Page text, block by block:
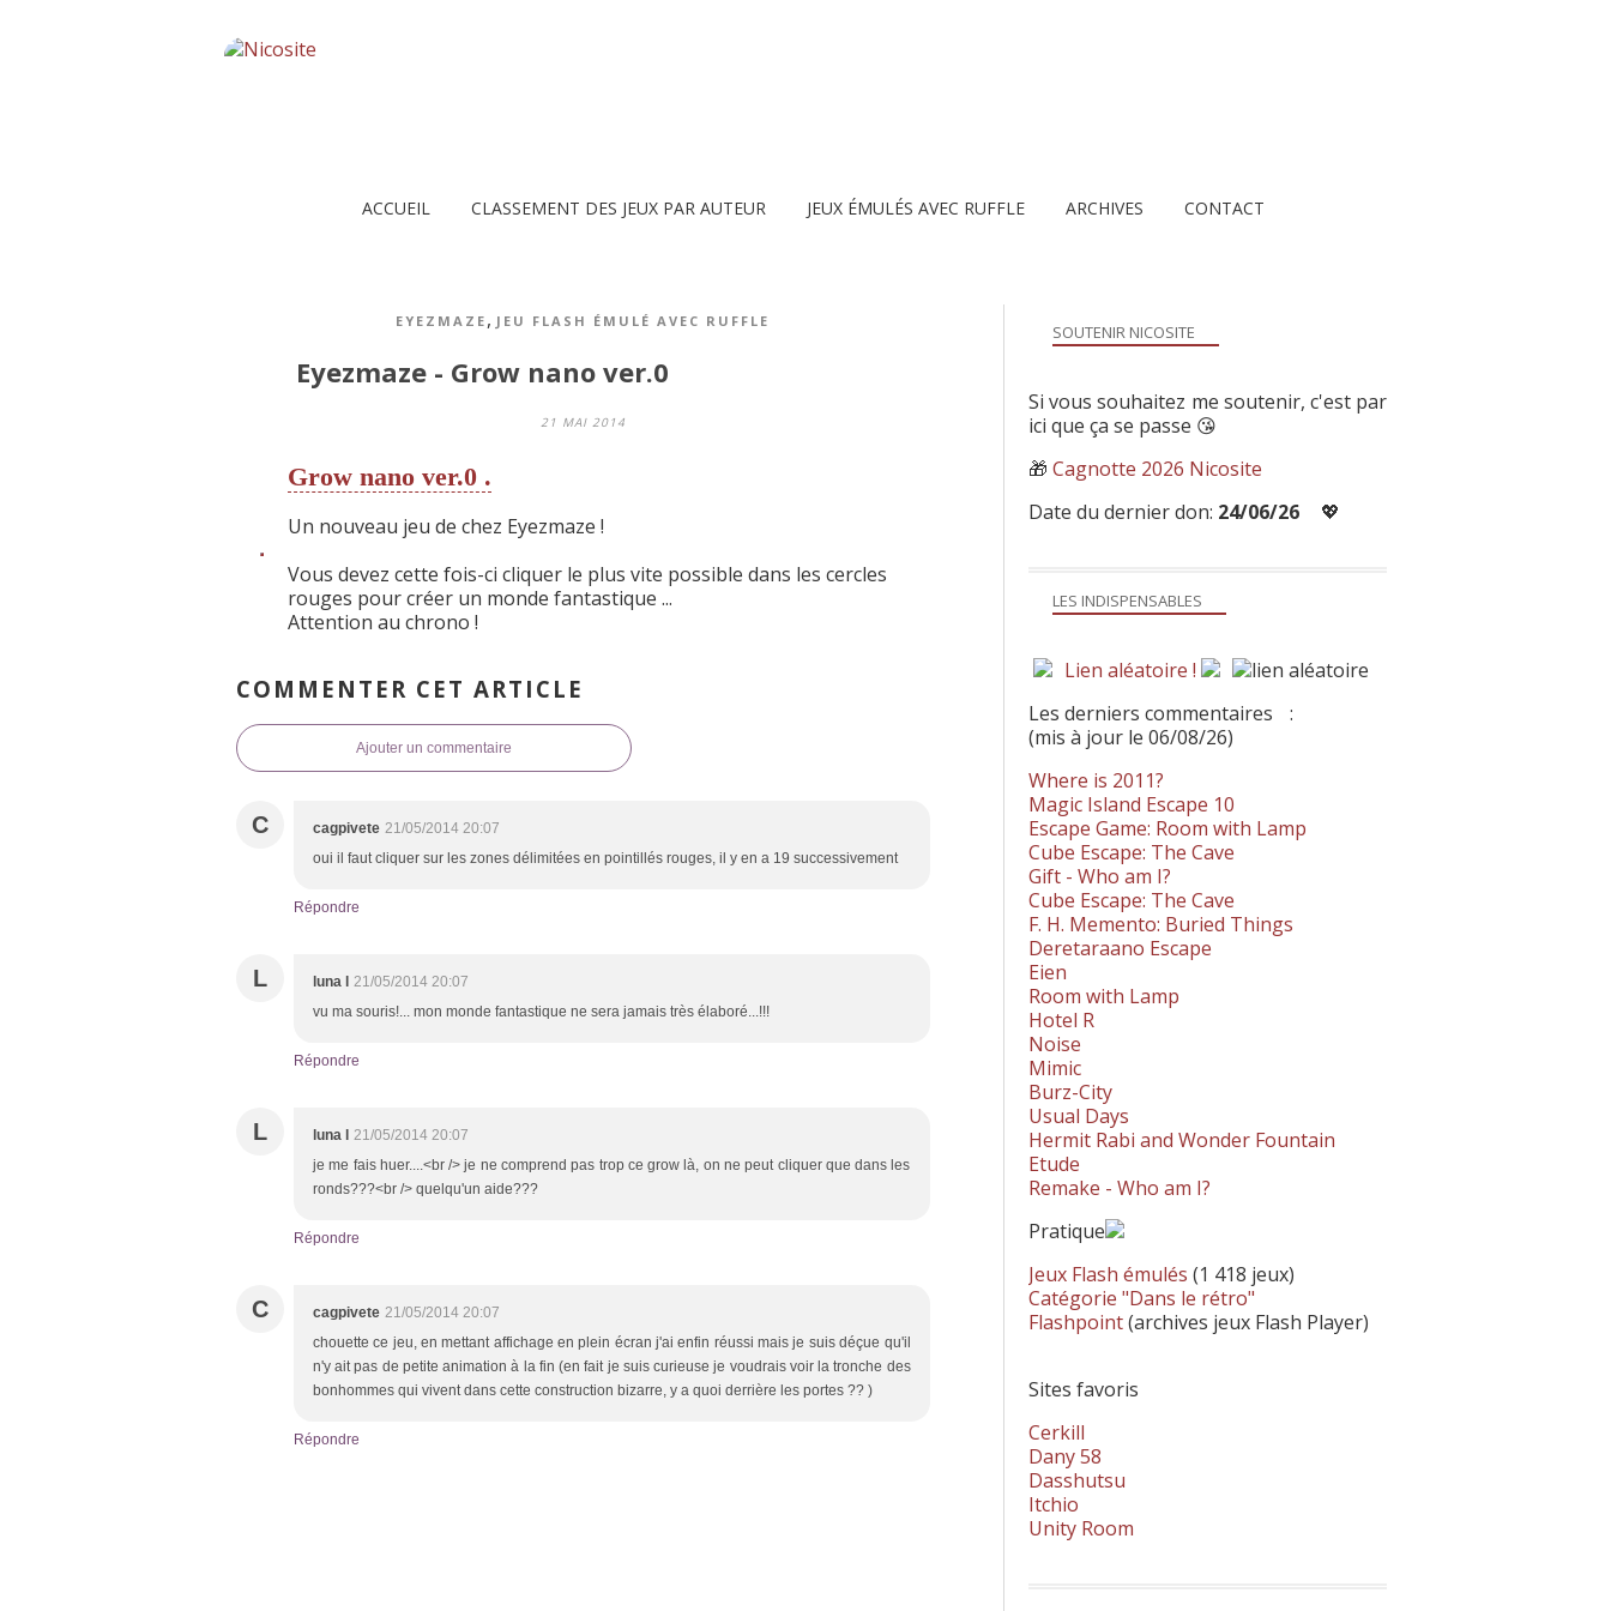
ACCUEIL CLASSEMENT DES JEUX PAR AUTEUR JEUX ÉMULÉS AVEC RUFFLE ARCHIVES CONTACT
EYEZMAZE , JEU FLASH ÉMULÉ AVEC RUFFLE
Eyezmaze - Grow nano ver.0
21 MAI 2014
Grow nano ver.0 .
Un nouveau jeu de chez Eyezmaze !
Vous devez cette fois-ci cliquer le plus vite possible dans les cercles
rouges pour créer un monde fantastique ...
Attention au chrono !
COMMENTER CET ARTICLE
Ajouter un commentaire
C cagpivete 21/05/2014 20:07
oui il faut cliquer sur les zones délimitées en pointillés rouges, il y en a 19 successivement
Répondre
L luna l
21/05/2014 20:07
vu ma souris!... mon monde fantastique ne sera jamais très élaboré...!!!
Répondre
L luna l
21/05/2014 20:07
je me fais huer....<br /> je ne comprend pas trop ce grow là, on ne peut cliquer que dans les
ronds???<br /> quelqu'un aide???
Répondre
C cagpivete 21/05/2014 20:07
chouette ce jeu, en mettant affichage en plein écran j'ai enfin réussi mais je suis déçue qu'il
n'y ait pas de petite animation à la fin (en fait je suis curieuse je voudrais voir la tronche des
bonhommes qui vivent dans cette construction bizarre, y a quoi derrière les portes ?? )
Répondre
LES INDISPENSABLES
Lien aléatoire !
Les derniers commentaires
:
(mis à jour le 06/08/26)
Where is 2011?
Magic Island Escape 10
Escape Game: Room with Lamp
Cube Escape: The Cave
Gift - Who am I?
Cube Escape: The Cave
F. H. Memento: Buried Things
Deretaraano Escape
Eien
Room with Lamp
Hotel R
Noise
Mimic
Burz-City
Usual Days
Hermit Rabi and Wonder Fountain
Etude
Remake - Who am I?
Pratique
Jeux Flash émulés (1 418 jeux)
Catégorie "Dans le rétro"
Flashpoint(archives jeux Flash Player)
Sites favoris
Cerkill
Dany 58
Dasshutsu
Itchio
Unity Room
SOUTENIR NICOSITE
Si vous souhaitez me soutenir, c'est par
ici que ça se passe 😘
🎁 Cagnotte 2026 Nicosite
Date du dernier don: 24/06/26 💖